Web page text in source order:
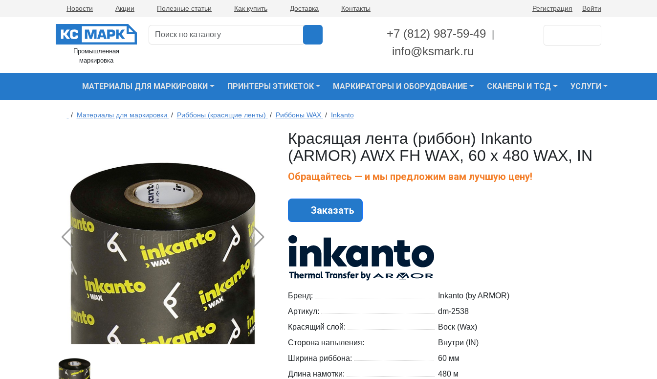
Новости Акции Полезные статьи Как купить Доставка Контакты Регистрация Войти
Промышленная
маркировка
+7 (812) 987-59-49
info@ksmark.ru
МАТЕРИАЛЫ ДЛЯ МАРКИРОВКИ ПРИНТЕРЫ ЭТИКЕТОК МАРКИРАТОРЫ И ОБОРУДОВАНИЕ СКАНЕРЫ И ТСД УСЛУГИ
/ Материалы для маркировки / Риббоны (красящие ленты) / Риббоны WAX / Inkanto
Красящая лента (риббон) Inkanto
(ARMOR) AWX FH WAX, 60 х 480 WAX, IN
Обращайтесь — и мы предложим вам лучшую цену!
Заказать
Бренд:
Inkanto (by ARMOR)
Артикул:
dm-2538
Красящий слой:
Воск (Wax)
Сторона напыления:
Внутри (IN)
Ширина риббона:
60 мм
Длина намотки:
480 м